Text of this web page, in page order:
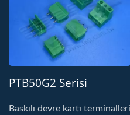
PTB50G2 Serisi
Baskılı devre kartı